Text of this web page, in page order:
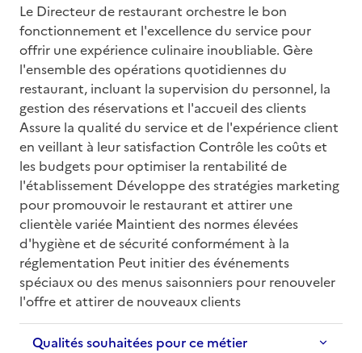
Le Directeur de restaurant orchestre le bon
fonctionnement et l'excellence du service pour
offrir une expérience culinaire inoubliable. Gère
l'ensemble des opérations quotidiennes du
restaurant, incluant la supervision du personnel, la
gestion des réservations et l'accueil des clients
Assure la qualité du service et de l'expérience client
en veillant à leur satisfaction Contrôle les coûts et
les budgets pour optimiser la rentabilité de
l'établissement Développe des stratégies marketing
pour promouvoir le restaurant et attirer une
clientèle variée Maintient des normes élevées
d'hygiène et de sécurité conformément à la
réglementation Peut initier des événements
spéciaux ou des menus saisonniers pour renouveler
l'offre et attirer de nouveaux clients
Qualités souhaitées pour ce métier